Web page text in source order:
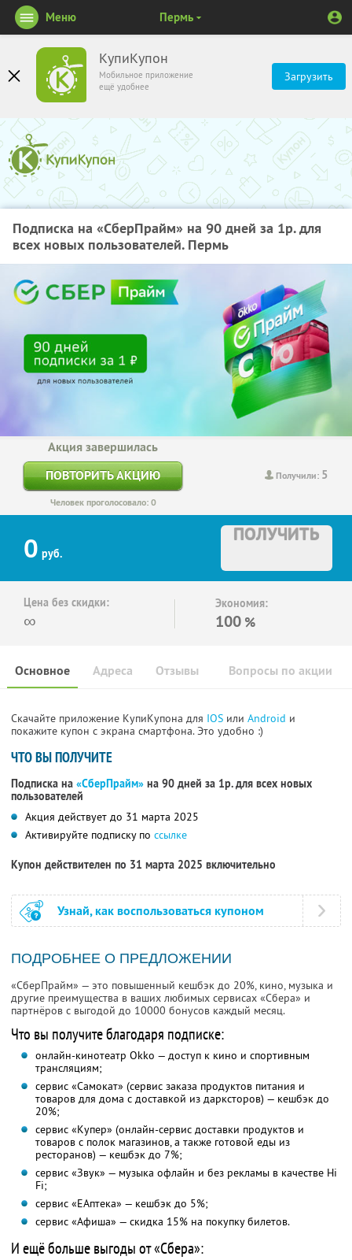
КупиКупон
Мобильное приложение
ещё удобнее
Загрузить
Меню Пермь
Подписка на «СберПрайм» на 90 дней за 1р. для
всех новых пользователей. Пермь
Получили: 5
Акция завершилась
ПОВТОРИТЬ АКЦИЮ
Человек проголосовало: 0
0 руб.
ПОЛУЧИТЬ
Цена без скидки:
∞
Экономия:
100 %
Основное Отзывы Вопросы по акции
Адреса
Скачайте приложение КупиКупона для IOS или Android и
покажите купон с экрана смартфона. Это удобно :)
ЧТО ВЫ ПОЛУЧИТЕ
Подписка на «СберПрайм» на 90 дней за 1р. для всех новых
пользователей
Акция действует до 31 марта 2025
Активируйте подписку по ссылке
Купон действителен по 31 марта 2025 включительно
Узнай, как воспользоваться купоном
ПОДРОБНЕЕ О ПРЕДЛОЖЕНИИ
«СберПрайм» — это повышенный кешбэк до 20%, кино, музыка и
другие преимущества в ваших любимых сервисах «Сбера» и
партнёров с выгодой до 10000 бонусов каждый месяц.
Что вы получите благодаря подписке:
онлайн-кинотеатр Okko — доступ к кино и спортивным
трансляциям;
сервис «Самокат» (сервис заказа продуктов питания и
товаров для дома с доставкой из дарксторов) — кешбэк до
20%;
сервис «Купер» (онлайн-сервис доставки продуктов и
товаров с полок магазинов, а также готовой еды из
ресторанов) — кешбэк до 7%;
сервис «Звук» — музыка офлайн и без рекламы в качестве Hi
Fi;
сервис «ЕАптека» — кешбэк до 5%;
сервис «Афиша» — скидка 15% на покупку билетов.
И ещё больше выгоды от «Сбера»: